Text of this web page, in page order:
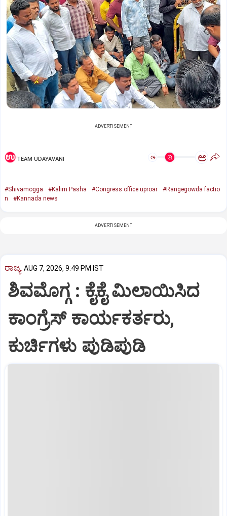
ADVERTISEMENT
TEAM UDAYAVANI ಅ ಅ
#Shivamogga #Kalim Pasha #Congress office uproar
#Rangegowda factio
n
#Kannada news
ADVERTISEMENT
ರಾಜ್ಯ AUG 7, 2026, 9:49 PM IST
ಶಿವಮೊಗ್ಗ : ಕೈಕೈ ಮಿಲಾಯಿಸಿದ
ಕಾಂಗ್ರೆಸ್ ಕಾರ್ಯಕರ್ತರು,
ಕುರ್ಚಿಗಳು ಪುಡಿಪುಡಿ